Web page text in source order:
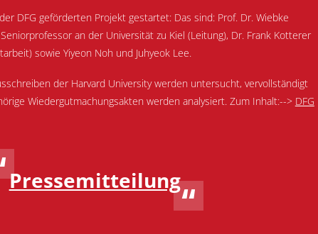
DFG geförderten Projekt gestartet: Das sind: Prof. Dr. Wiebke
an der Universität zu Kiel (Leitung), Dr. Frank Kotterer
sowie Yiyeon Noh und Juhyeok Lee.
der Harvard University werden untersucht, vervollständigt
Wiedergutmachungsakten werden analysiert. Zum Inhalt:--> DFG
Pressemitteilung